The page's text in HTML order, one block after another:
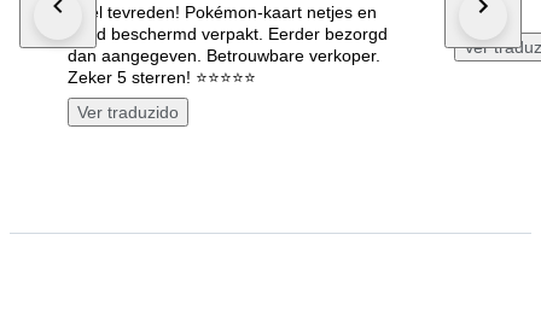
Heel tevreden! Pokémon-kaart netjes en
goed beschermd verpakt. Eerder bezorgd
dan aangegeven. Betrouwbare verkoper.
Zeker 5 sterren! ⭐⭐⭐⭐⭐
Ver traduzido
10/10
Ver